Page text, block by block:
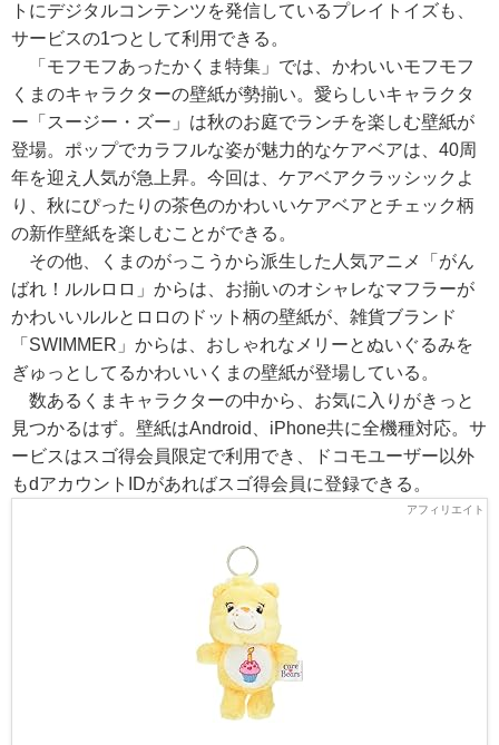
トにデジタルコンテンツを発信しているプレイトイズも、
サービスの1つとして利用できる。
「モフモフあったかくま特集」では、かわいいモフモフ
くまのキャラクターの壁紙が勢揃い。愛らしいキャラクタ
ー「スージー・ズー」は秋のお庭でランチを楽しむ壁紙が
登場。ポップでカラフルな姿が魅力的なケアベアは、40周
年を迎え人気が急上昇。今回は、ケアベアクラッシックよ
り、秋にぴったりの茶色のかわいいケアベアとチェック柄
の新作壁紙を楽しむことができる。
その他、くまのがっこうから派生した人気アニメ「がん
ばれ！ルルロロ」からは、お揃いのオシャレなマフラーが
かわいいルルとロロのドット柄の壁紙が、雑貨ブランド
「SWIMMER」からは、おしゃれなメリーとぬいぐるみを
ぎゅっとしてるかわいいくまの壁紙が登場している。
数あるくまキャラクターの中から、お気に入りがきっと
見つかるはず。壁紙はAndroid、iPhone共に全機種対応。サ
ービスはスゴ得会員限定で利用でき、ドコモユーザー以外
もdアカウントIDがあればスゴ得会員に登録できる。